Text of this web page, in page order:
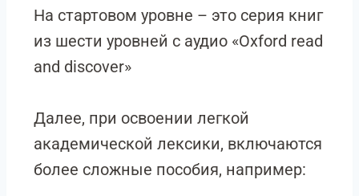
На стартовом уровне – это серия книг
из шести уровней с аудио «Oxford read
and discover»
Далее, при освоении легкой
академической лексики, включаются
более сложные пособия, например: